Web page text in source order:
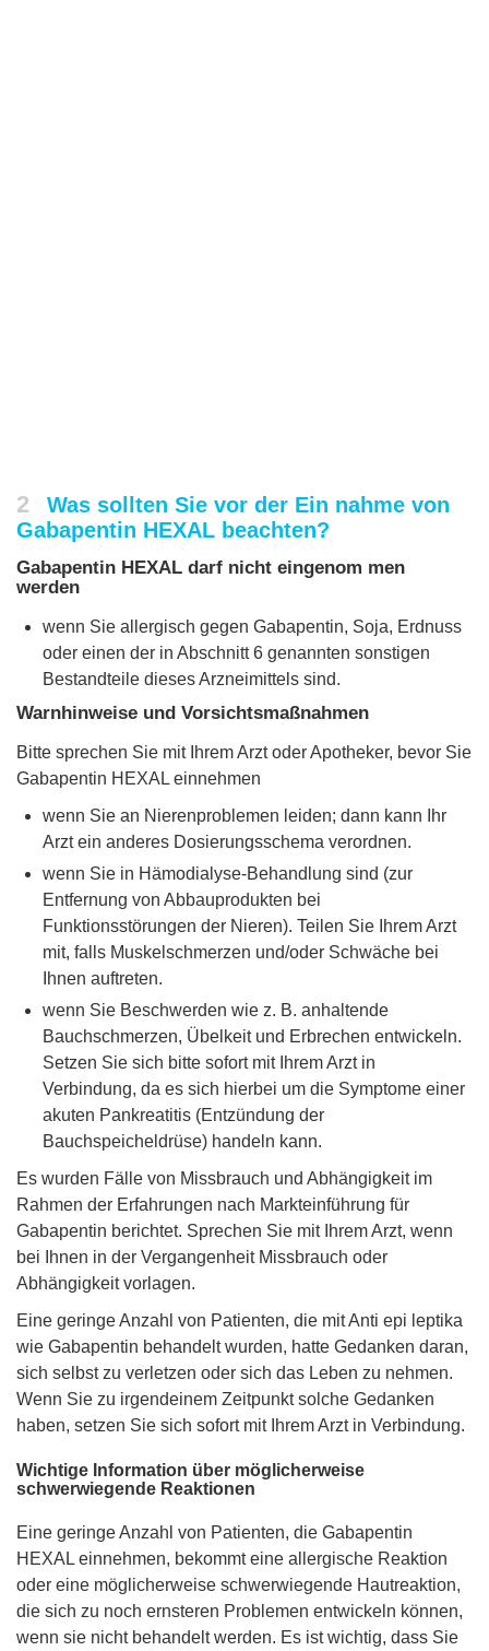
2
Was sollten Sie vor der Ein nahme von
Gabapentin HEXAL beachten?
Gabapentin HEXAL darf nicht eingenom men
werden
wenn Sie allergisch gegen Gabapentin, Soja, Erdnuss
oder einen der in Abschnitt 6 genannten sonstigen
Bestandteile dieses Arzneimittels sind.
Warnhinweise und Vorsichtsmaßnahmen
Bitte sprechen Sie mit Ihrem Arzt oder Apotheker, bevor Sie
Gabapentin HEXAL einnehmen
wenn Sie an Nierenproblemen leiden; dann kann Ihr
Arzt ein anderes Dosierungsschema verordnen.
wenn Sie in Hämodialyse-Behandlung sind (zur
Entfernung von Abbauprodukten bei
Funktionsstörungen der Nieren). Teilen Sie Ihrem Arzt
mit, falls Muskelschmerzen und/oder Schwäche bei
Ihnen auftreten.
wenn Sie Beschwerden wie z. B. anhaltende
Bauchschmerzen, Übelkeit und Erbrechen entwickeln.
Setzen Sie sich bitte sofort mit Ihrem Arzt in
Verbindung, da es sich hierbei um die Symptome einer
akuten Pankreatitis (Entzündung der
Bauchspeicheldrüse) handeln kann.
Es wurden Fälle von Missbrauch und Abhängigkeit im
Rahmen der Erfahrungen nach Markteinführung für
Gabapentin berichtet. Sprechen Sie mit Ihrem Arzt, wenn
bei Ihnen in der Vergangenheit Missbrauch oder
Abhängigkeit vorlagen.
Eine geringe Anzahl von Patienten, die mit Anti epi leptika
wie Gabapentin behandelt wurden, hatte Gedanken daran,
sich selbst zu verletzen oder sich das Leben zu nehmen.
Wenn Sie zu irgendeinem Zeitpunkt solche Gedanken
haben, setzen Sie sich sofort mit Ihrem Arzt in Verbindung.
Wichtige Information über möglicherweise
schwerwiegende Reaktionen
Eine geringe Anzahl von Patienten, die Gabapentin
HEXAL einnehmen, bekommt eine allergische Reaktion
oder eine möglicherweise schwerwiegende Hautreaktion,
die sich zu noch ernsteren Problemen entwickeln können,
wenn sie nicht behandelt werden. Es ist wichtig, dass Sie